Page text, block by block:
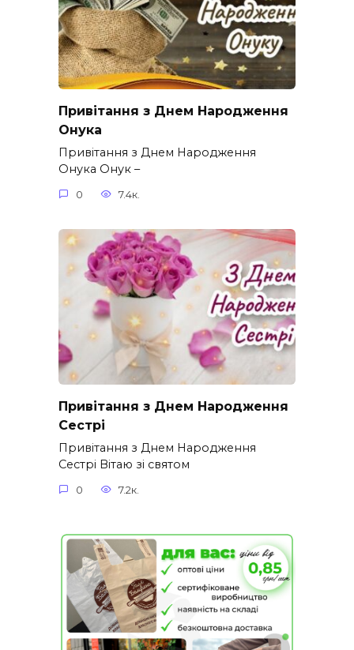
Привітання з Днем Народження
Онука
Привітання з Днем Народження
Онука Онук –
0 7.4к.
Привітання з Днем Народження
Сестрі
Привітання з Днем Народження
Сестрі Вітаю зі святом
0 7.2к.